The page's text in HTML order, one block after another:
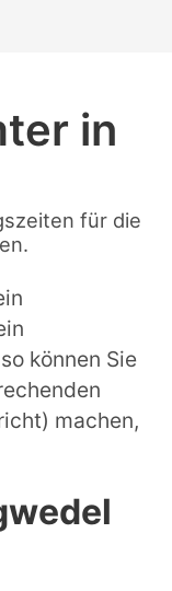
in
für die
können Sie
machen,